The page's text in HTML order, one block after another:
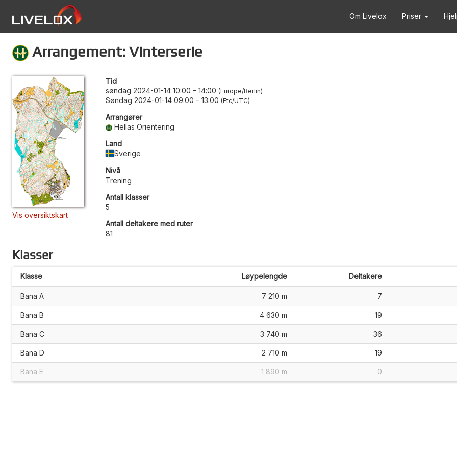
Om Livelox Priser
Arrangement: Vinterserie
Vis oversiktskart
Tid
søndag 2024-01-14 10:00 – 14:00 Europe/Berlin
Søndag 2024-01-14 09:00 – 13:00 Etc/UTC
Arrangører
Hellas Orientering
Land
Sverige
Nivå
Trening
Antall klasser
5
Antall deltakere med ruter
81
Klasser
Klasse Løypelengde Deltakere
Bana A 7 210 m 7
Bana B 4 630 m 19
Bana C 3 740 m 36
Bana D 2 710 m 19
Bana E 1 890 m 0